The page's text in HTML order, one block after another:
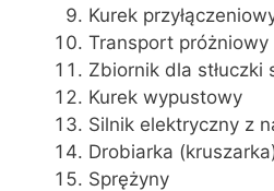
Kurek
Transport próżniowy
Zbiornik dla stłuczki
Kurek wypustowy
Silnik elektryczny z
Drobiarka
Sprężyny